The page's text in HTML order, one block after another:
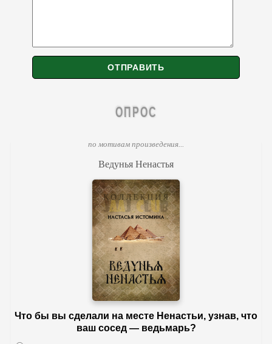
ОПРОС
по мотивам произведения...
Ведунья Ненастья
Что бы вы сделали на месте Ненастьи, узнав, что
ваш сосед — ведьмарь?